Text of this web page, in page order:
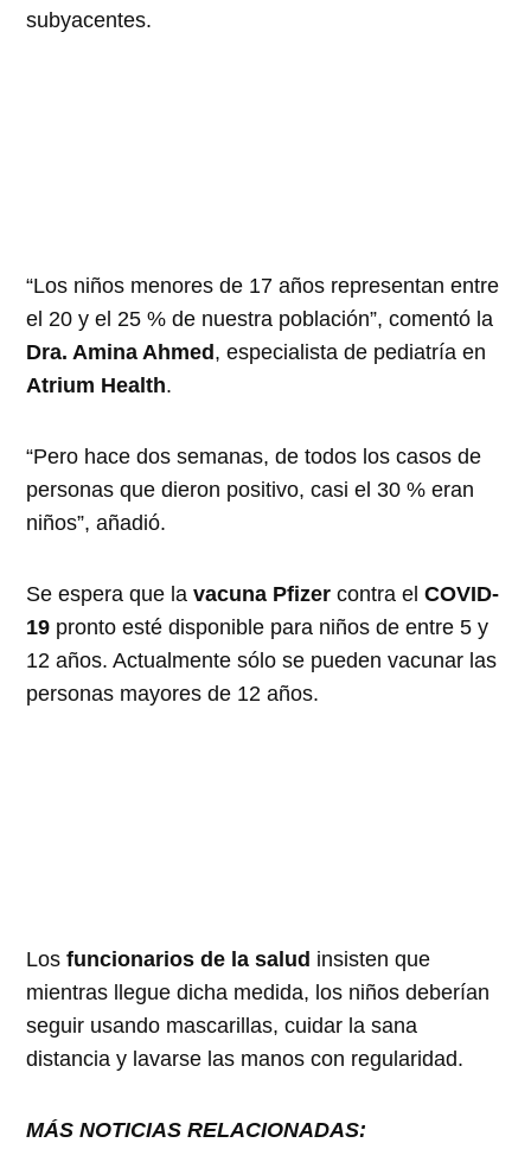
subyacentes.
“Los niños menores de 17 años representan entre
el 20 y el 25 % de nuestra población”, comentó la
Dra. Amina Ahmed, especialista de pediatría en
Atrium Health.
“Pero hace dos semanas, de todos los casos de
personas que dieron positivo, casi el 30 % eran
niños”, añadió.
Se espera que lavacuna Pfizercontra el COVID-
19 pronto esté disponible para niños de entre 5 y
12 años. Actualmente sólo se pueden vacunar las
personas mayores de 12 años.
Losfuncionarios de la salud insisten que
mientras llegue dicha medida, los niños deberían
seguir usando mascarillas, cuidar la sana
distancia y lavarse las manos con regularidad.
MÁS NOTICIAS RELACIONADAS: